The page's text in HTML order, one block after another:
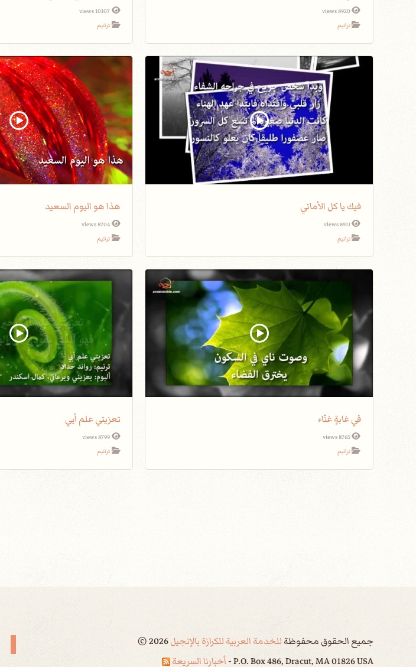
8920 views
ترانيم
ترانيم
فيك يا كل الأماني
8911 views
ترانيم
هذا هو اليوم السعيد
ترانيم
في غابةٍ غنّاء
8765 views
ترانيم
تعزيتي علم أبي
ترانيم
جميع الحقوق محفوظةللخدمة العربية للكرازة بالإنجيل ©2026
P.O. Box 486, Dracut, MA 01826 USA - أخبارنا السريعة